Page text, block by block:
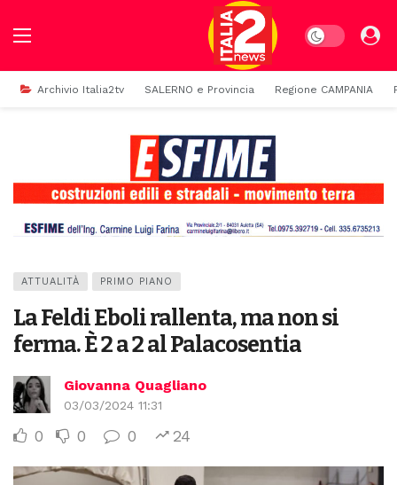
Dark mode
Archivio Italia2tv SALERNO e Provincia Regione CAMPANIA
ATTUALITÀ PRIMO PIANO
La Feldi Eboli rallenta, ma non si
ferma. È 2 a 2 al Palacosentia
Giovanna Quagliano
03/03/2024 11:31
0 0 0 24